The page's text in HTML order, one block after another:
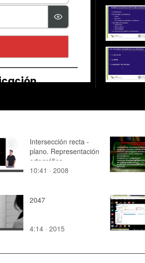
Intersección recta -
plano. Representación
ortográfica
10:41 · 2008
2047
4:14 · 2015